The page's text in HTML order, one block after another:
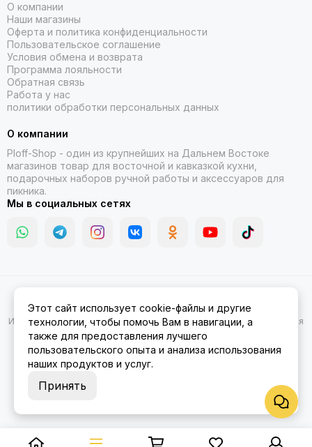
О компании
Наши магазины
Оферта и политика конфиденциальности
Пользовательское соглашение
Условия обмена и возврата
Программа лояльности
Обратная связь
Работа у нас
политики обработки персональных данных
О компании
Ploff-Shop - один из крупнейших на Дальнем Востоке
магазинов товар для восточной и кавказкой кухни,
подарочных наборов ручной работы и аксессуаров для
пикника.
Мы в социальных сетях
Амуре.Карта сайта
Информация на сайте носит ознакомительный характер и не является
публичной офертой.
Этот сайт использует cookie-файлы и другие
технологии, чтобы помочь Вам в навигации, а
также для предоставления лучшего
пользовательского опыта и анализа использования
наших продуктов и услуг.
Принять